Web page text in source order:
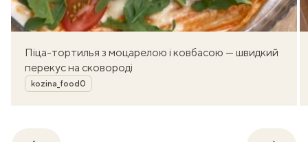
Піца-тортилья з моцарелою і ковбасою — швидкий
перекус на сковороді
Автор
kozina_food0